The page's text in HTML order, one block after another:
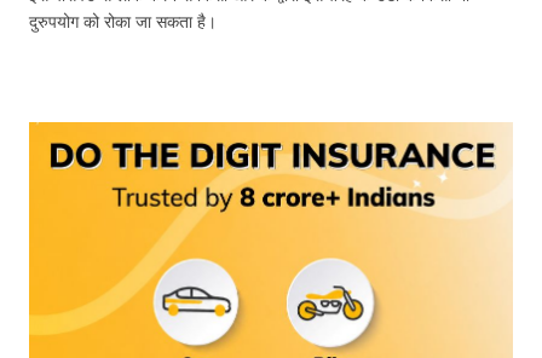
दुरुपयोग को रोका जा सकता है।